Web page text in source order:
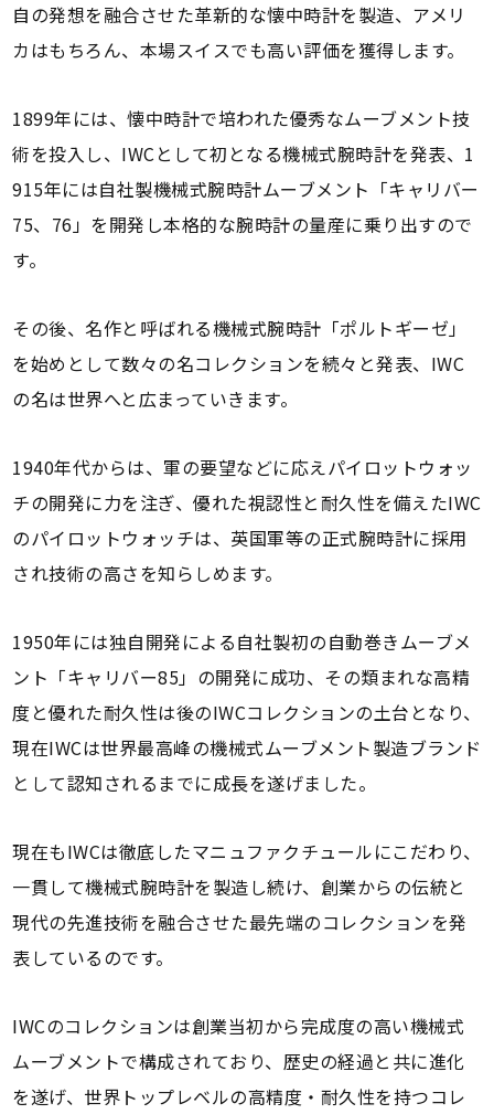
自の発想を融合させた革新的な懐中時計を製造、アメリ
カはもちろん、本場スイスでも高い評価を獲得します。
1899年には、懐中時計で培われた優秀なムーブメント技
術を投入し、IWCとして初となる機械式腕時計を発表、1
915年には自社製機械式腕時計ムーブメント「キャリバー
75、76」を開発し本格的な腕時計の量産に乗り出すので
す。
その後、名作と呼ばれる機械式腕時計「ポルトギーゼ」
を始めとして数々の名コレクションを続々と発表、IWC
の名は世界へと広まっていきます。
1940年代からは、軍の要望などに応えパイロットウォッ
チの開発に力を注ぎ、優れた視認性と耐久性を備えたIWC
のパイロットウォッチは、英国軍等の正式腕時計に採用
され技術の高さを知らしめます。
1950年には独自開発による自社製初の自動巻きムーブメ
ント「キャリバー85」の開発に成功、その類まれな高精
度と優れた耐久性は後のIWCコレクションの土台となり、
現在IWCは世界最高峰の機械式ムーブメント製造ブランド
として認知されるまでに成長を遂げました。
現在もIWCは徹底したマニュファクチュールにこだわり、
一貫して機械式腕時計を製造し続け、創業からの伝統と
現代の先進技術を融合させた最先端のコレクションを発
表しているのです。
IWCのコレクションは創業当初から完成度の高い機械式
ムーブメントで構成されており、歴史の経過と共に進化
を遂げ、世界トップレベルの高精度・耐久性を持つコレ